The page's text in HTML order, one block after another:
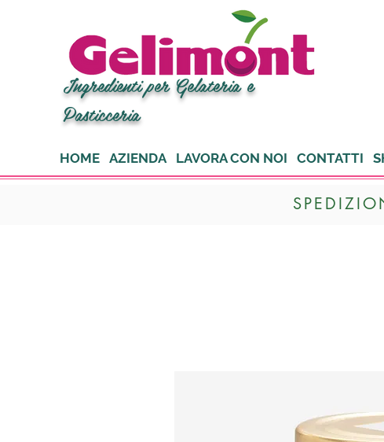
Ingredienti per Gelateria e
Pasticceria
HOME AZIENDA LAVORA CON NOI CONTATTI